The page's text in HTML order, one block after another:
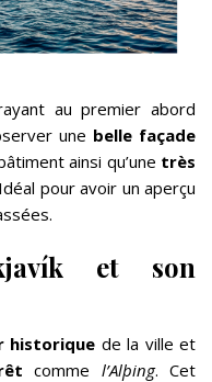
au premier abord
une belle façade
ainsi qu’une très
pour avoir un aperçu
et son
historique de la ville et
comme l’Alþing. Cet